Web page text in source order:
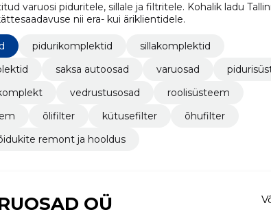
varuosi piduritele, sillale ja filtritele. Kohalik ladu
nii era- kui äriklientidele.
pidurikomplektid
sillakomplektid
saksa autoosad varuosad
vedrustusosad
roolisüsteem
õlifilter kütusefilter
õhufilter
remont ja hooldus
OÜ